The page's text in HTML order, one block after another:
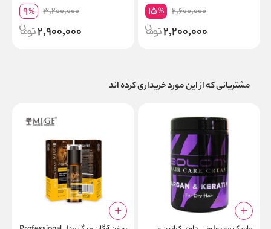
2,600,000
15%
2,200,000
3,200,000
9%
2,900,000
مشتریانی که از این مورد خریداری کرده اند